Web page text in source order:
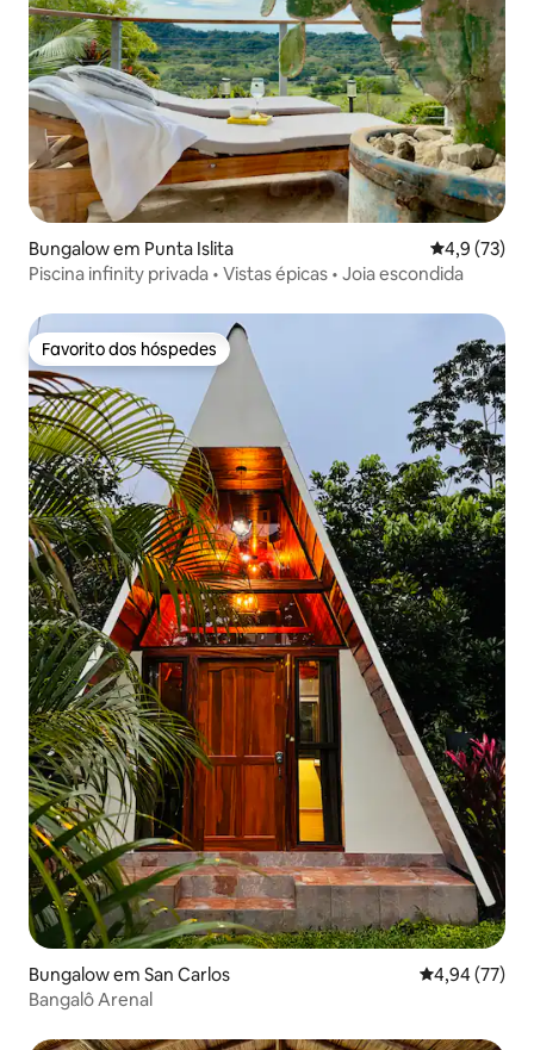
Bungalow em Punta Islita
4,9 (73)
Piscina infinity privada • Vistas épicas • Joia escondida
Favorito dos hóspedes
Favorito dos hóspedes
Bungalow em San Carlos Classificação
4,94 (77)
Bangalô Arenal